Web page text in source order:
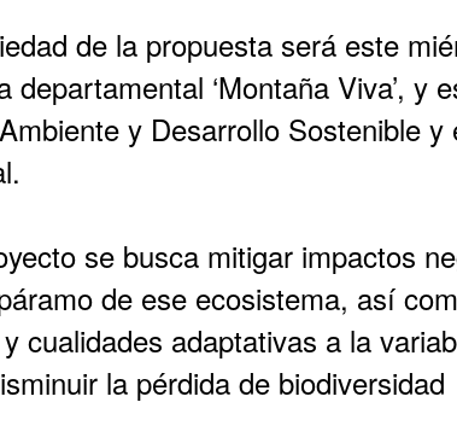
de la propuesta será este
‘Montaña Viva’, y
y Desarrollo Sostenible y
se busca mitigar impactos
de ese ecosistema, así
cualidades adaptativas a la
la pérdida de biodiversidad